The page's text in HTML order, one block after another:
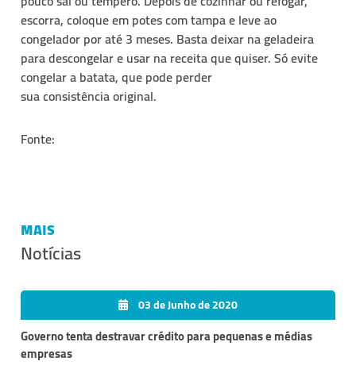
escorra, coloque empotescom tampa e leve ao
congelador por até 3 meses. Basta deixar na geladeira
para descongelar e usar na receita que quiser. Só evite
congelar a batata, que pode perder
suaconsistênciaoriginal.
Fonte:
MAIS
Notícias
03 de Junho de 2020
Governo tenta destravar crédito para pequenas e médias
empresas